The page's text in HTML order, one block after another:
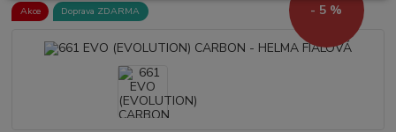
Akce Doprava ZDARMA - 5 %